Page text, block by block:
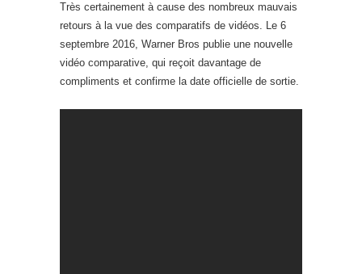
Très certainement à cause des nombreux mauvais
retours à la vue des comparatifs de vidéos. Le 6
septembre 2016, Warner Bros publie une nouvelle
vidéo comparative, qui reçoit davantage de
compliments et confirme la date officielle de sortie.